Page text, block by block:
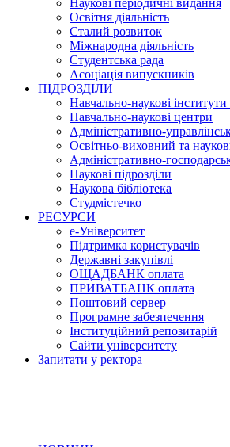
Освітня діяльність
Сталий розвиток
Міжнародна діяльність
Студентська рада
Асоціація випускників
ПІДРОЗДІЛИ
Навчально-наукові інститути
Навчально-наукові центри
Адміністративно-
Освітньо-виховний та
Адміністративно-
Наукові підрозділи
Наукова бібліотека
Студмістечко
РЕСУРСИ
е-Університет
Підтримка користувачів
Державні закупівлі
ОЩАДБАНК оплата
ПРИВАТБАНК оплата
Поштовий сервер
Програмне забезпечення
Інституційний репозитарій
Сайти університету
Запитати у ректора